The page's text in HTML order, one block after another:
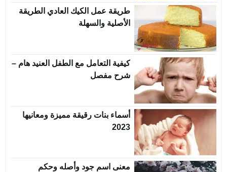
طريقة عمل الكيك العادي الطريقة
الأصلية والسهلة
كيفية التعامل مع الطفل العنيد هام –
شرح مفصل
أسماء بنات رقيقة مميزة ومعانيها
2023
معنى اسم جود وأصله وحكم